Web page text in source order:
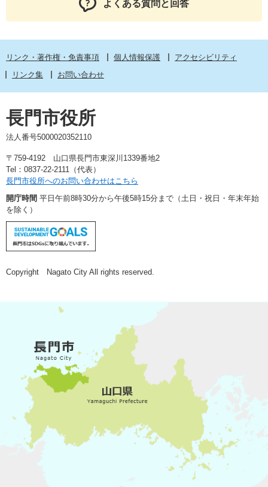
よくある質問と回答
リンク・著作権・免責事項 個人情報保護
アクセシビリティ
リンク集
お問い合わせ
長門市役所
法人番号5000020352110
〒759-4192 山口県長門市東深川1339番地2
Tel：0837-22-2111（代表）
長門市役所へのお問い合わせはこちら
開庁時間 平日午前8時30分から午後5時15分まで（土日・祝日・年末年始
を除く）
Copyright Nagato City All rights reserved.